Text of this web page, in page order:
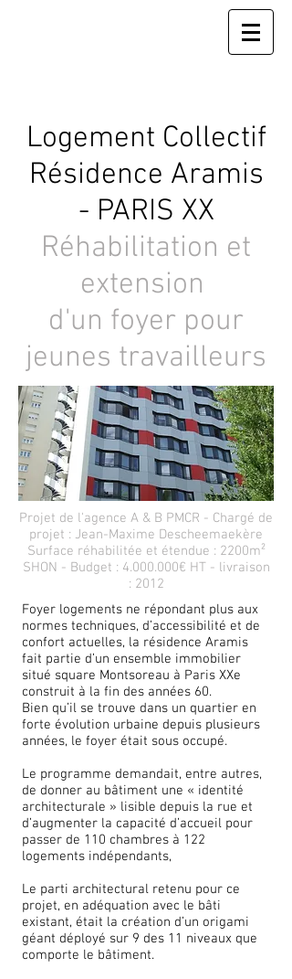
Logement Collectif
Résidence Aramis
- PARIS XX
Réhabilitation et
extension
d'un foyer pour
jeunes travailleurs
Projet de l'agence A & B PMCR - Chargé de
projet : Jean-Maxime Descheemaekère
Surface réhabilitée et étendue : 2200m²
SHON - Budget : 4.000.000€ HT - livraison
: 2012
Foyer logements ne répondant plus aux
normes techniques, d’accessibilité et de
confort actuelles, la résidence Aramis
fait partie d’un ensemble immobilier
situé square Montsoreau à Paris XXe
construit à la fin des années 60.
Bien qu’il se trouve dans un quartier en
forte évolution urbaine depuis plusieurs
années, le foyer était sous occupé.
Le programme demandait, entre autres,
de donner au bâtiment une « identité
architecturale » lisible depuis la rue et
d’augmenter la capacité d’accueil pour
passer de 110 chambres à 122
logements indépendants,
Le parti architectural retenu pour ce
projet, en adéquation avec le bâti
existant, était la création d’un origami
géant déployé sur 9 des 11 niveaux que
comporte le bâtiment.